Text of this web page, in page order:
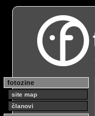
fotozine
site map
članovi